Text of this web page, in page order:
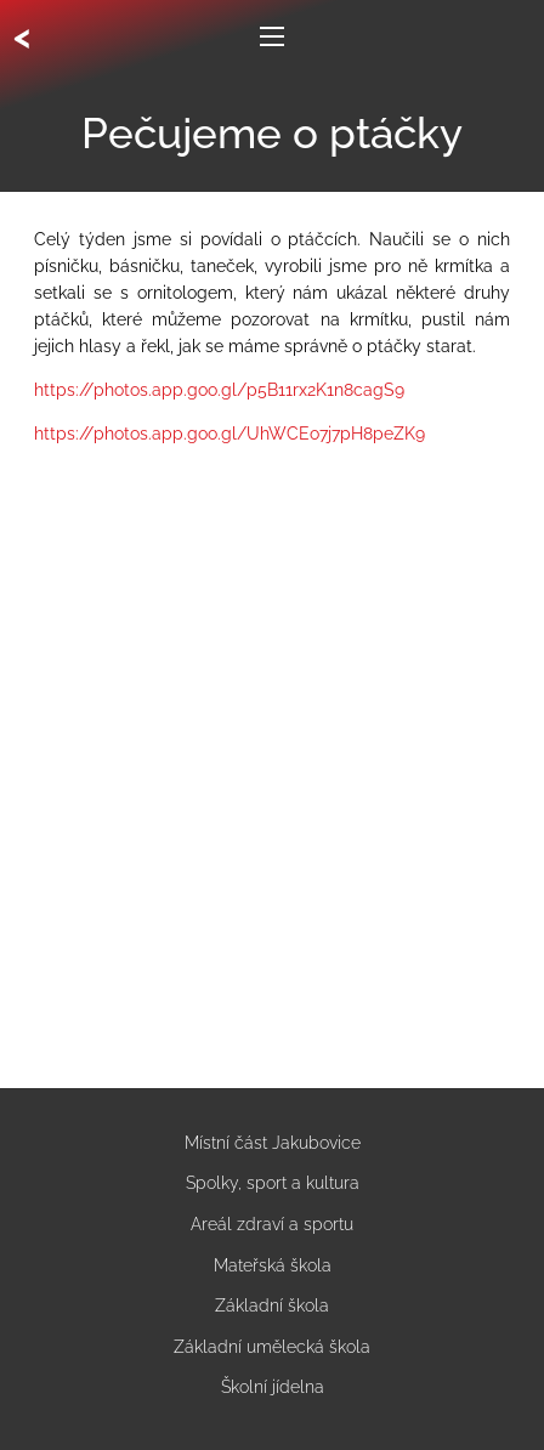
<
Pečujeme o ptáčky
Celý týden jsme si povídali o ptáčcích. Naučili se o nich
písničku, básničku, taneček, vyrobili jsme pro ně krmítka a
setkali se s ornitologem, který nám ukázal některé druhy
ptáčků, které můžeme pozorovat na krmítku, pustil nám
jejich hlasy a řekl, jak se máme správně o ptáčky starat.
https://photos.app.goo.gl/p5B11rx2K1n8cagS9
https://photos.app.goo.gl/UhWCEo7j7pH8peZK9
Místní část Jakubovice
Spolky, sport a kultura
Areál zdraví a sportu
Mateřská škola
Základní škola
Základní umělecká škola
Školní jídelna